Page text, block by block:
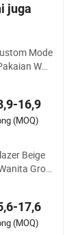
juga
Mode
Wan
Elegan unt
Kerja
16,9
(MOQ)
Beige
Grosi
Fitted Len
Setela
17,6
(MOQ)